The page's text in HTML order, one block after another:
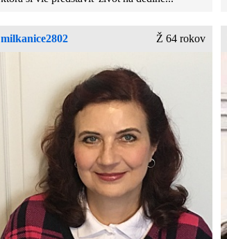
milkanice2802 Ž 64 rokov